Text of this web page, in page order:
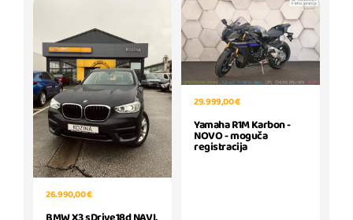
26.990,00 €
29.999,00 €
Yamaha R1M Karbon -
NOVO - moguča
registracija